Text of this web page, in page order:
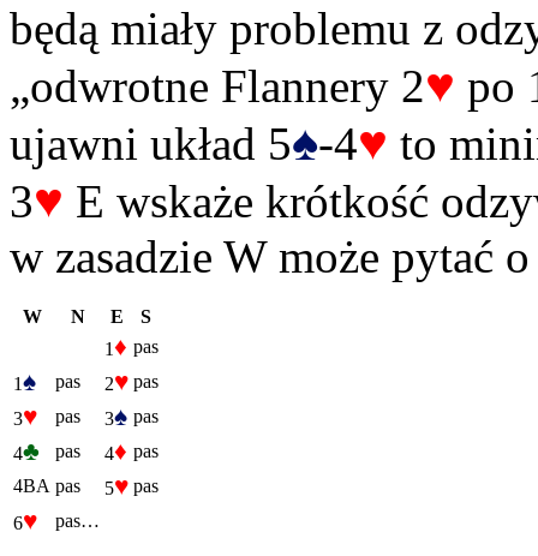
będą miały problemu z
„odwrotne Flannery 2♥ po
ujawni układ 5♠-4♥ to
3♥ E wskaże krótkość
w zasadzie W może pytać
W N E
S
1♦ pas
1♠ pas 2♥ pas
3♥ pas 3♠ pas
4♣ pas 4♦ pas
4BA pas 5♥ pas
6♥ pas…